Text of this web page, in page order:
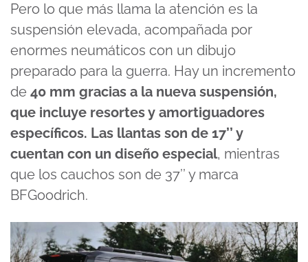
Pero lo que más llama la atención es la
suspensión elevada, acompañada por
enormes neumáticos con un dibujo
preparado para la guerra. Hay un incremento
de 40 mm gracias a la nueva suspensión,
que incluye resortes y amortiguadores
específicos. Las llantas son de 17’’ y
cuentan con un diseño especial, mientras
que los cauchos son de 37’’ y marca
BFGoodrich.